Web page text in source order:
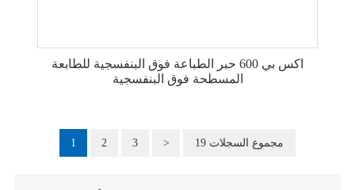
اكس بي 600 حبر الطباعة فوق البنفسجية للطابعة
المسطحة فوق البنفسجية
1 2 3 > 19 مجموع السجلات